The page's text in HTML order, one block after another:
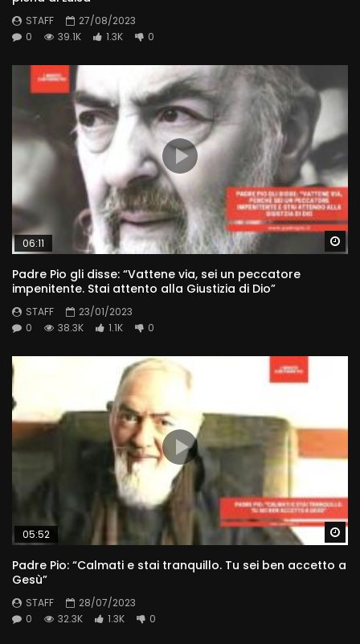
STAFF
27/08/2023
0
39.1K 1.3K 0
06:11
Padre Pio gli disse: “Vattene via, sei un peccatore
impenitente. Stai attento alla Giustizia di Dio”
STAFF
23/01/2023
0
38.3K 1.1K 0
05:52
Padre Pio: “Calmati e stai tranquillo. Tu sei ben accetto a
Gesù”
STAFF
28/07/2023
0
32.3K 1.3K 0